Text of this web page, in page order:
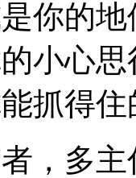
你的
小心
抓得住
，多